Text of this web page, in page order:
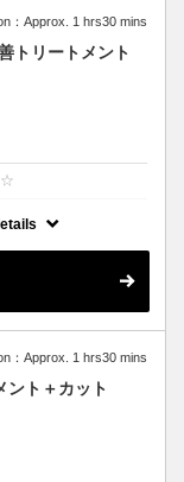
：Approx. 1 hrs30 mins
トリートメント
☆
綺麗にするだけでは
アプローチ致しま
：Approx. 1 hrs30 mins
ント＋カット